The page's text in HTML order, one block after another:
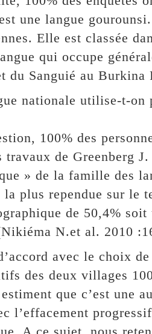
une langue
Elle est classée
qui occupe
du Sanguié au Burkina
nationale utilise-t-on
100% des
travaux de Greenberg
» de la famille des
plus rependue sur le
de 50,4%
N.et al. 2010
avec le choix
des deux villages
que c’est une
l’effacement